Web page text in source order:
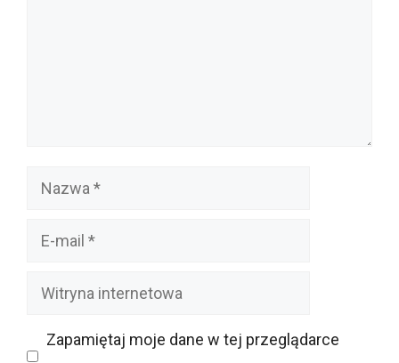
Nazwa
Witryna
Zapamiętaj moje dane w tej przeglądarce